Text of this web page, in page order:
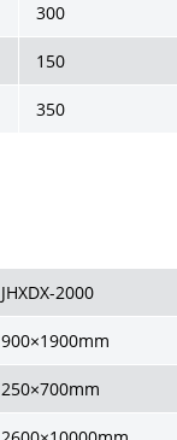
300
150
350
JHXDX-2000
900×1900mm
250×700mm